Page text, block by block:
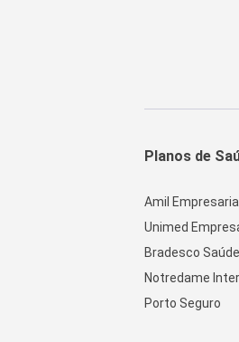
Planos de
Amil Empresarial
Unimed
Bradesco Saúde
Notredame
Porto Seguro